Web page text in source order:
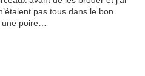
pas tous dans le bon
poire…